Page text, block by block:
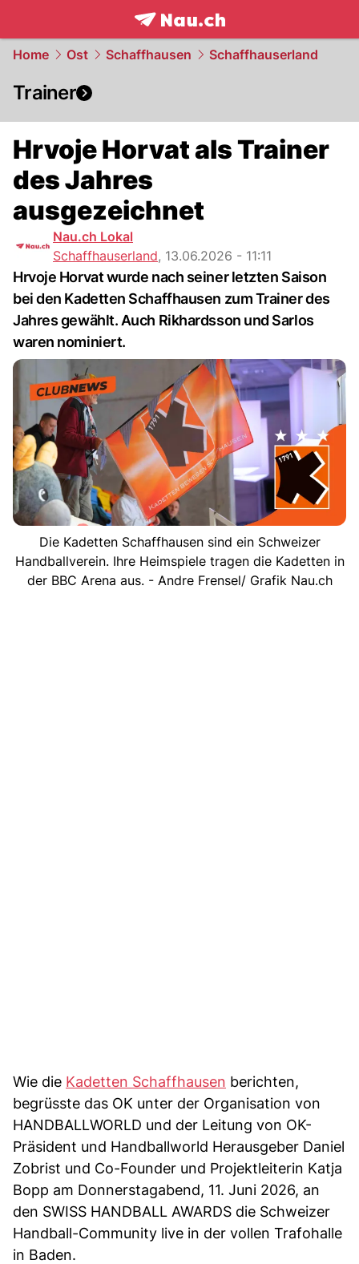
frontpage.NAU.ch
Home Ost Schaffhausen Schaffhauserland
Trainer
Hrvoje Horvat als Trainer
des Jahres
ausgezeichnet
Nau.ch Lokal
Schaffhauserland, 13.06.2026 - 11:11
Hrvoje Horvat wurde nach seiner letzten Saison
bei den Kadetten Schaffhausen zum Trainer des
Jahres gewählt. Auch Rikhardsson und Sarlos
waren nominiert.
Die Kadetten Schaffhausen sind ein Schweizer
Handballverein. Ihre Heimspiele tragen die Kadetten in
der BBC Arena aus. - Andre Frensel/ Grafik Nau.ch
Wie die Kadetten Schaffhausen berichten,
begrüsste das OK unter der Organisation von
HANDBALLWORLD und der Leitung von OK-
Präsident und Handballworld Herausgeber Daniel
Zobrist und Co-Founder und Projektleiterin Katja
Bopp am Donnerstagabend, 11. Juni 2026, an
den SWISS HANDBALL AWARDS die Schweizer
Handball-Community live in der vollen Trafohalle
in Baden.